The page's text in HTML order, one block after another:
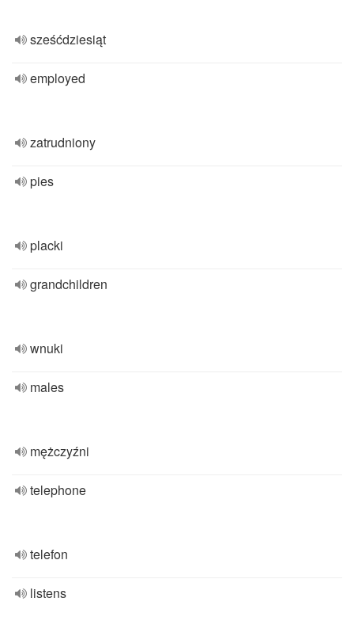
sześćdziesiąt
employed
zatrudniony
pies
placki
grandchildren
wnuki
males
mężczyźni
telephone
telefon
listens